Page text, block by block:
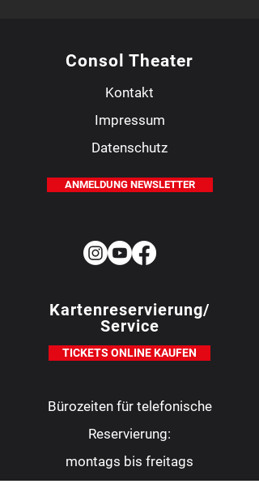
Consol Theater
Kontakt
Impressum
Datenschutz
ANMELDUNG NEWSLETTER
Kartenreservierung/
Service
TICKETS ONLINE KAUFEN
Bürozeiten für telefonische
Reservierung:
montags bis freitags